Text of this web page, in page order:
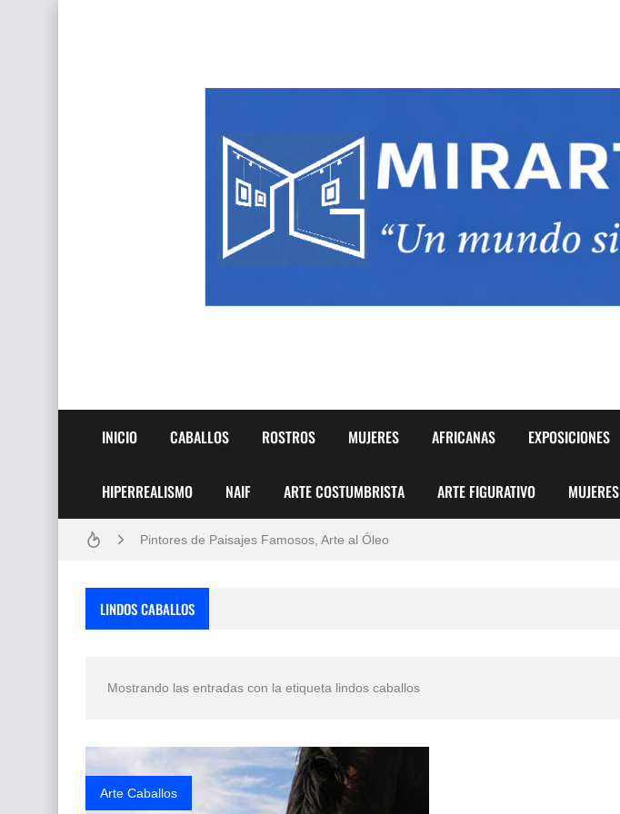
INICIO CABALLOS ROSTROS MUJERES AFRICANAS EXPOSICIONES
HIPERREALISMO NAIF ARTE COSTUMBRISTA ARTE FIGURATIVO MUJERES
Frutas y Flores Para Colorear Imágenes
Pintores de Paisajes Famosos, Arte al Óleo
Rostros Bellos, La Perfección del Dibujo A Lápiz, Biryulina Vita
Fotos Artísticas de las Actrices de Hollywood Más Bellas del Mundo
LINDOS CABALLOS
Mostrando las entradas con la etiqueta lindos caballos
Arte Caballos